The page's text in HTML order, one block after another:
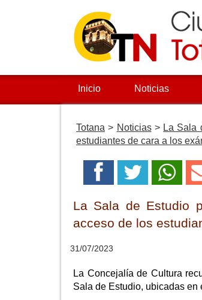
Inicio Noticias
Totana > Noticias> La Sala
estudiantes de cara a los
La Sala de Estudio
acceso de los
31/07/2023
La Concejalía de Cultura
Sala de Estudio, ubicadas en